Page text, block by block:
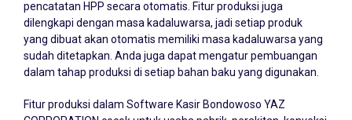
dilengkapi dengan masa kadaluwarsa, jadi setiap produk
yang dibuat akan otomatis memiliki masa kadaluwarsa yang
sudah ditetapkan. Anda juga dapat mengatur pembuangan
dalam tahap produksi di setiap bahan baku yang digunakan.
CORPORATION cocok untuk usaha pabrik, perakitan, konveksi